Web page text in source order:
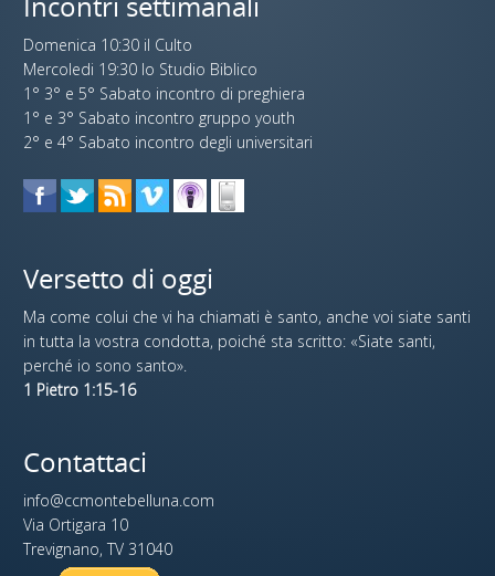
Domenica 10:30 il Culto
Mercoledi 19:30 lo Studio Biblico
1° 3° e 5° Sabato incontro di preghiera
1° e 3° Sabato incontro gruppo youth
2° e 4° Sabato incontro degli universitari
Versetto di oggi
Ma come colui che vi ha chiamati è santo, anche voi siate santi
in tutta la vostra condotta, poiché sta scritto: «Siate santi,
perché io sono santo».
1 Pietro 1:15-16
Contattaci
info@ccmontebelluna.com
Via Ortigara 10
Trevignano, TV 31040